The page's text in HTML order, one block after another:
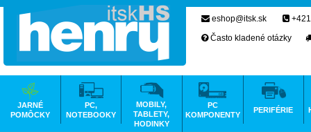
eshop@itsk.sk
Často kladené otázky
JARNÉ
POMÔCKY
PC,
NOTEBOOKY
MOBILY,
TABLETY,
HODINKY
PC
KOMPONENTY
PERIFÉRIE